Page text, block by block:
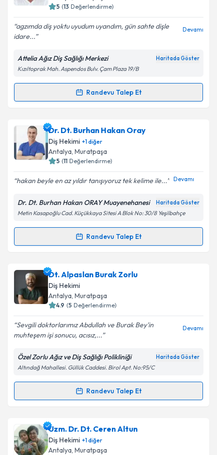
Kişisel verilerimin işlenmesine ilişkin
Aydınlatma
Metni'ni okudum ve kişisel verilerimin belirtilen
kapsamda işlenmesini kabul ediyorum.
5 (13 Değerlendirme)
agzımda diş yoktu uyudum uyandım, gün sahte dişle
idare...
Devamı
Attelia Ağız Diş Sağlığı Merkezi Haritada Göster
Kızıltoprak Mah. Aspendos Bulv. Çam Plaza 19/B
Randevu Talep Et
Randevu Takvimi Talebi
Dt. Mehmet Işlekiçin randevu takvimi talebi
oluşturun. Size bu uzmandan randevu almanız için bir
takvim hazırlandığında e-posta ile bilgilendireceğiz.
Kişisel verilerimin işlenmesine ilişkinAydınlatma
Metni'ni okudum ve kişisel verilerimin belirtilen
kapsamda işlenmesini kabul ediyorum.
Dr. Dt. Burhan Hakan Oray
Diş Hekimi +1diğer
Antalya, Muratpaşa
5 (11 Değerlendirme)
hakan beyle en az yıldır tanışıyoruz tek kelime ile... Devamı
Dr. Dt. Burhan Hakan ORAY Muayenehanesi Haritada Göster
Metin Kasapoğlu Cad. Küçükkaya Sitesi A Blok No: 30/8 Yeşilbahçe
Randevu Talep Et
Randevu Takvimi Talebi
Dr. Dt. Burhan Hakan Orayiçin randevu takvimi
talebi oluşturun. Size bu uzmandan randevu almanız
için bir takvim hazırlandığında e-posta ile
bilgilendireceğiz.
E-posta Adresiniz
Kişisel verilerimin işlenmesine ilişkin
Metni'ni okudum ve kişisel verilerimin belirtilen
kapsamda işlenmesini kabul ediyorum.
Dt. Alpaslan Burak Zorlu
Diş Hekimi
Antalya, Muratpaşa
4.9 (5 Değerlendirme)
Sevgili doktorlarımız Abdullah ve Burak Bey'in
muhteşem işi sonucu, acısız,...
Devamı
Özel Zorlu Ağız ve Diş Sağlığı Polikliniği Haritada Göster
Altındağ Mahallesi. Güllük Caddesi. Birol Apt. No:95/C
Randevu Talep Et
Randevu Takvimi Talebi
Dt. Alpaslan Burak Zorluiçin randevu takvimi talebi
oluşturun. Size bu uzmandan randevu almanız için bir
takvim hazırlandığında e-posta ile bilgilendireceğiz.
Uzm. Dr. Dt. Ceren Altun
Diş Hekimi +1diğer
Antalya, Muratpaşa